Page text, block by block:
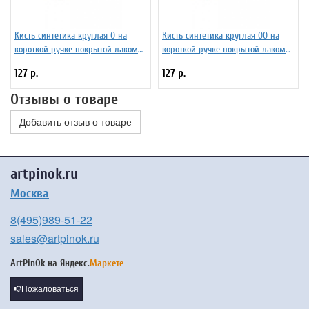
Кисть синтетика круглая 0 на
короткой ручке покрытой лаком
127 р.
Кисть синтетика круглая 00 на
короткой ручке покрытой лаком
127 р.
Отзывы о товаре
Добавить отзыв о товаре
artpinok.ru
Москва
8(495)989-51-22
sales@artpinok.ru
ArtPinOk на Яндекс.Маркете
Пожаловаться